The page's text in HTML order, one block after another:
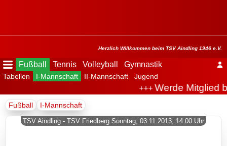
Herzlich Willkommen beim TSV Aindling 1946 e.V.
Fußball Tennis Volleyball Gymnastik
Tabellen I-Mannschaft II-Mannschaft Jugend
+++Werde Mitglied
Verein
Fußball
Fußball I-Mannschaft
TSV Aindling - TSV Friedberg Sonntag, 03.11.2013, 14:00 Uhr